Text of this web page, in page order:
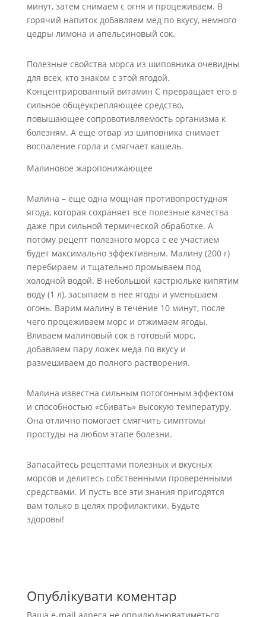
минут, затем снимаем с огня и процеживаем. В
горячий напиток добавляем мед по вкусу, немного
цедры лимона и апельсиновый сок.
Полезные свойства морса из шиповника очевидны
для всех, кто знаком с этой ягодой.
Концентрированный витамин C превращает его в
сильное общеукрепляющее средство,
повышающее сопровотивляемость организма к
болезням. А еще отвар из шиповника снимает
воспаление горла и смягчает кашель.
Малиновое жаропонижающее
Малина – еще одна мощная противопростудная
ягода, которая сохраняет все полезные качества
даже при сильной термической обработке. А
потому рецепт полезного морса с ее участием
будет максимально эффективным. Малину (200 г)
перебираем и тщательно промываем под
холодной водой. В небольшой кастрюльке кипятим
воду (1 л), засыпаем в нее ягоды и уменьшаем
огонь. Варим малину в течение 10 минут, после
чего процеживаем морс и отжимаем ягоды.
Вливаем малиновый сок в готовый морс,
добавляем пару ложек меда по вкусу и
размешиваем до полного растворения.
Малина известна сильным потогонным эффектом
и способностью «сбивать» высокую температуру.
Она отлично помогает смягчить симптомы
простуды на любом этапе болезни.
Запасайтесь рецептами полезных и вкусных
морсов и делитесь собственными проверенными
средствами. И пусть все эти знания пригодятся
вам только в целях профилактики. Будьте
здоровы!
Опублікувати коментар